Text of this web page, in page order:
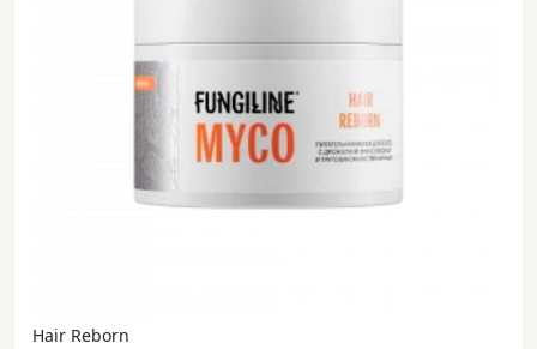
Hair Reborn